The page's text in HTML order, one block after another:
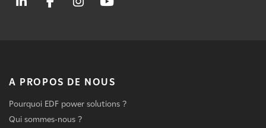
A PROPOS DE NOUS
Pourquoi EDF power solutions ?
Qui sommes-nous ?